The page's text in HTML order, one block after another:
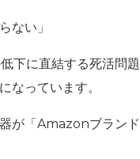
ない」
下に直結する死活問
なっています。
が 「Amazonブラン